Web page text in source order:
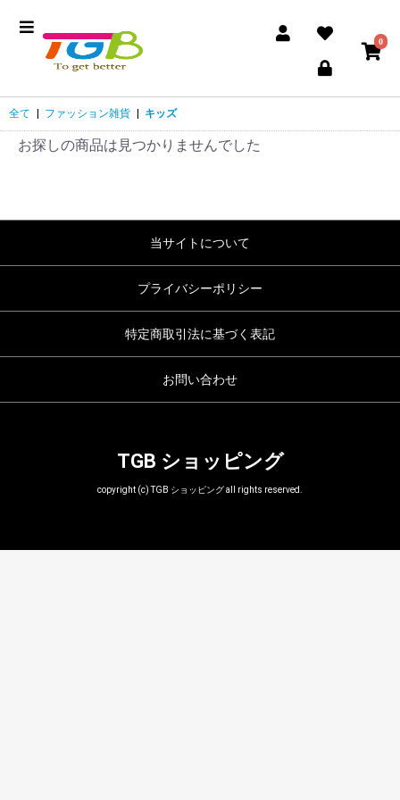
0
全て ファッション雑貨 キッズ
お探しの商品は見つかりませんでした
当サイトについて
プライバシーポリシー
特定商取引法に基づく表記
お問い合わせ
TGB ショッピング
copyright (c) TGB ショッピング all rights reserved.